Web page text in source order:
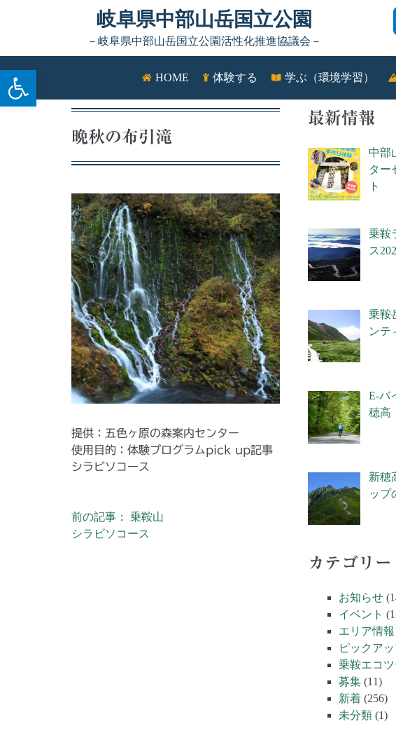
ツールバーを開く
岐阜県中部山岳国立公園
－岐阜県中部山岳国立公園活性化推進協議会－
HOME 体験する 学ぶ（環境学習）
晩秋の布引滝
提供：五色ヶ原の森案内センター
使用目的：体験プログラムpick up記事
シラビソコース
投稿ナビゲーション
前の記事： 乗鞍山
シラビソコース
最新情報
中部
ター
ト
乗鞍
ス
乗鞍
ンテ
E-バ
穂高
新穂
ップ
カテゴリー
お知らせ
イベント
エリア情報
ピックア
乗鞍エコ
募集 (11)
新着 (256)
未分類 (1)